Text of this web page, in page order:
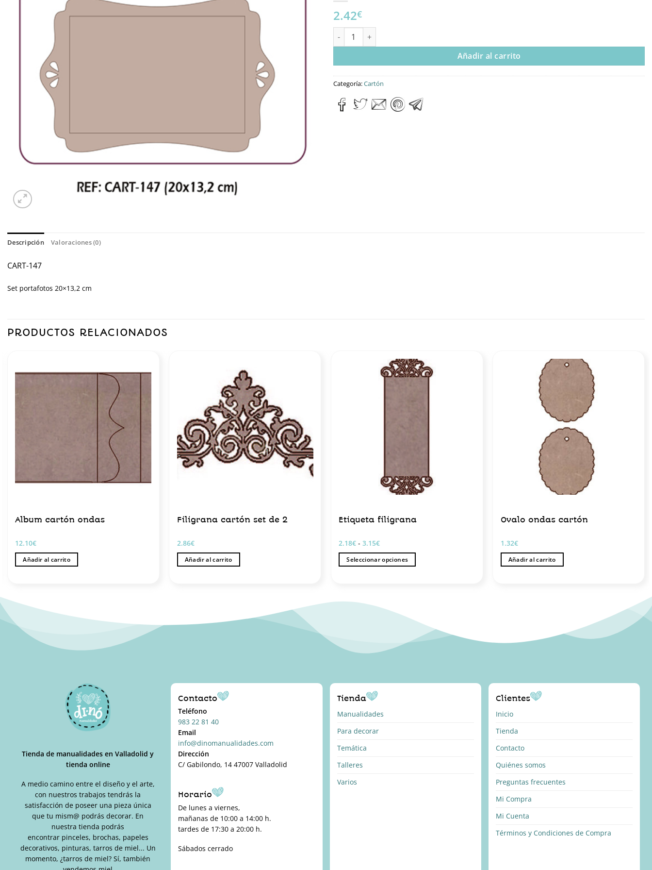
2.42€
Set Portafotos cantidad
Añadir al carrito
Categoría:Cartón
Descripción Valoraciones (0)
CART-147
Set portafotos 20×13,2 cm
PRODUCTOS RELACIONADOS
Album cartón ondas
12.10€
Añadir al carrito
Filigrana cartón set de 2
2.86€
Añadir al carrito
Etiqueta filigrana
2.18€ - 3.15€Rango
precios:
desde
2.18€
Seleccionar opciones
múltiples
se
en
la
de
producto
Ovalo ondas cartón
1.32€
Añadir al carrito
Tienda de manualidades en Valladolid y
tienda online
A medio camino entre el diseño y el arte,
con nuestros trabajos tendrás la
satisfacción de poseer una pieza única
que tu mism@ podrás decorar. En
nuestra tienda podrás
encontrar pinceles, brochas, papeles
decorativos, pinturas, tarros de miel... Un
momento, ¿tarros de miel? Sí, también
Contacto
Teléfono
983 22 81 40
Email
info@dinomanualidades.com
Dirección
C/ Gabilondo, 14 47007 Valladolid
Horario
De lunes a viernes,
mañanas de 10:00 a 14:00 h.
tardes de 17:30 a 20:00 h.
Sábados cerrado
Tienda
Manualidades
Para decorar
Temática
Talleres
Varios
Clientes
Inicio
Tienda
Contacto
Quiénes somos
Preguntas frecuentes
Mi Compra
Mi Cuenta
Términos y Condiciones de Compra